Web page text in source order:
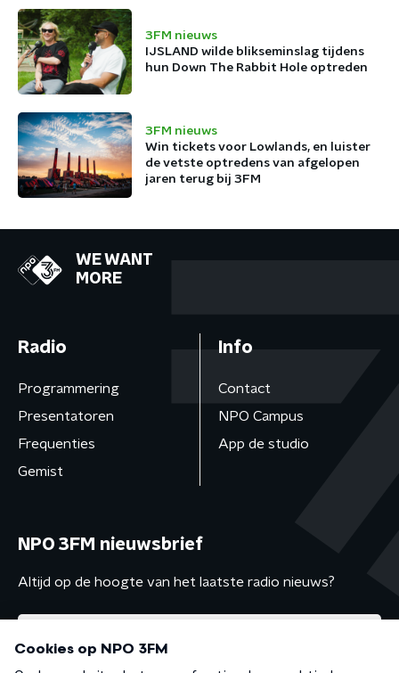
3FM nieuws
IJSLAND wilde blikseminslag tijdens
hun Down The Rabbit Hole optreden
3FM nieuws
Win tickets voor Lowlands, en luister
de vetste optredens van afgelopen
jaren terug bij 3FM
WE WANT
MORE
Radio
Programmering
Presentatoren
Frequenties
Gemist
Info
Contact
NPO Campus
App de studio
NPO 3FM nieuwsbrief
Altijd op de hoogte van het laatste radio nieuws?